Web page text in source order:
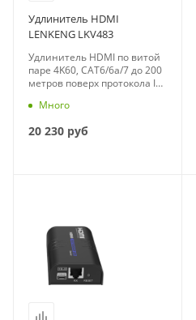
Удлинитель HDMI
LENKENG LKV483
Удлинитель HDMI по витой
паре 4K60, CAT6/6a/7 до 200
метров поверх протокола IP,
Много
20 230 руб